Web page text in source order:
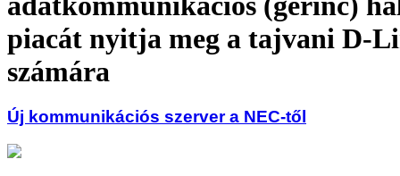
piacát nyitja meg a tajvani D-
számára
Új kommunikációs szerver a NEC-től